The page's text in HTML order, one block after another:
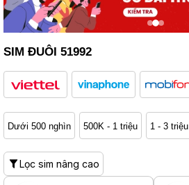
SIM ĐUÔI 51992
Dưới 500 nghìn 500K - 1 triệu 1 - 3 triệu
Lọc sim nâng cao